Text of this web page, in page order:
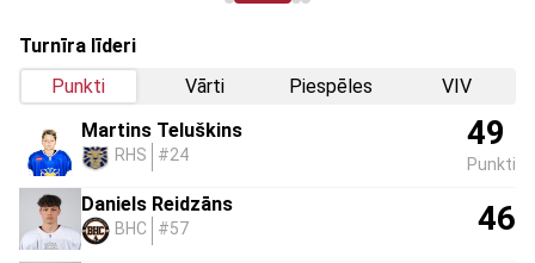
Turnīra līderi
Punkti
Vārti Piespēles
VIV
Martins Teluškins
RHS #24
49
Punkti
Daniels Reidzāns
BHC #57 46